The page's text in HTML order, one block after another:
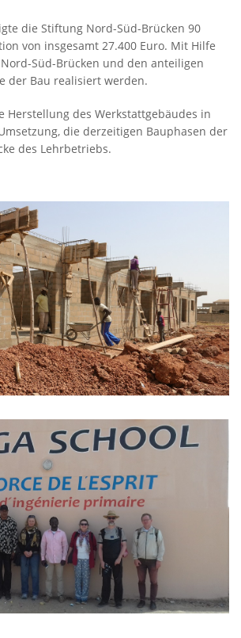
die Stiftung Nord-Süd-Brücken 90
von insgesamt 27.400 Euro. Mit Hilfe
Süd-Brücken und den anteiligen
der Bau realisiert werden.
Herstellung des Werkstattgebäudes in
die derzeitigen Bauphasen der
des Lehrbetriebs.